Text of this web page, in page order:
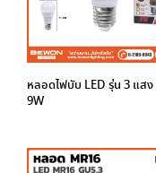
หลอดไฟบับ LED รุ่น 3 แสง
9W